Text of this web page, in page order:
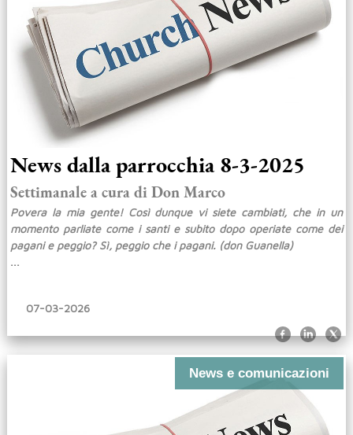
News dalla parrocchia 8-3-2025
Settimanale a cura di Don Marco
Povera la mia gente! Così dunque vi siete cambiati, che in un
momento parliate come i santi e subito dopo operiate come dei
pagani e peggio? Sì, peggio che i pagani. (don Guanella)
...
07-03-2026
News e comunicazioni